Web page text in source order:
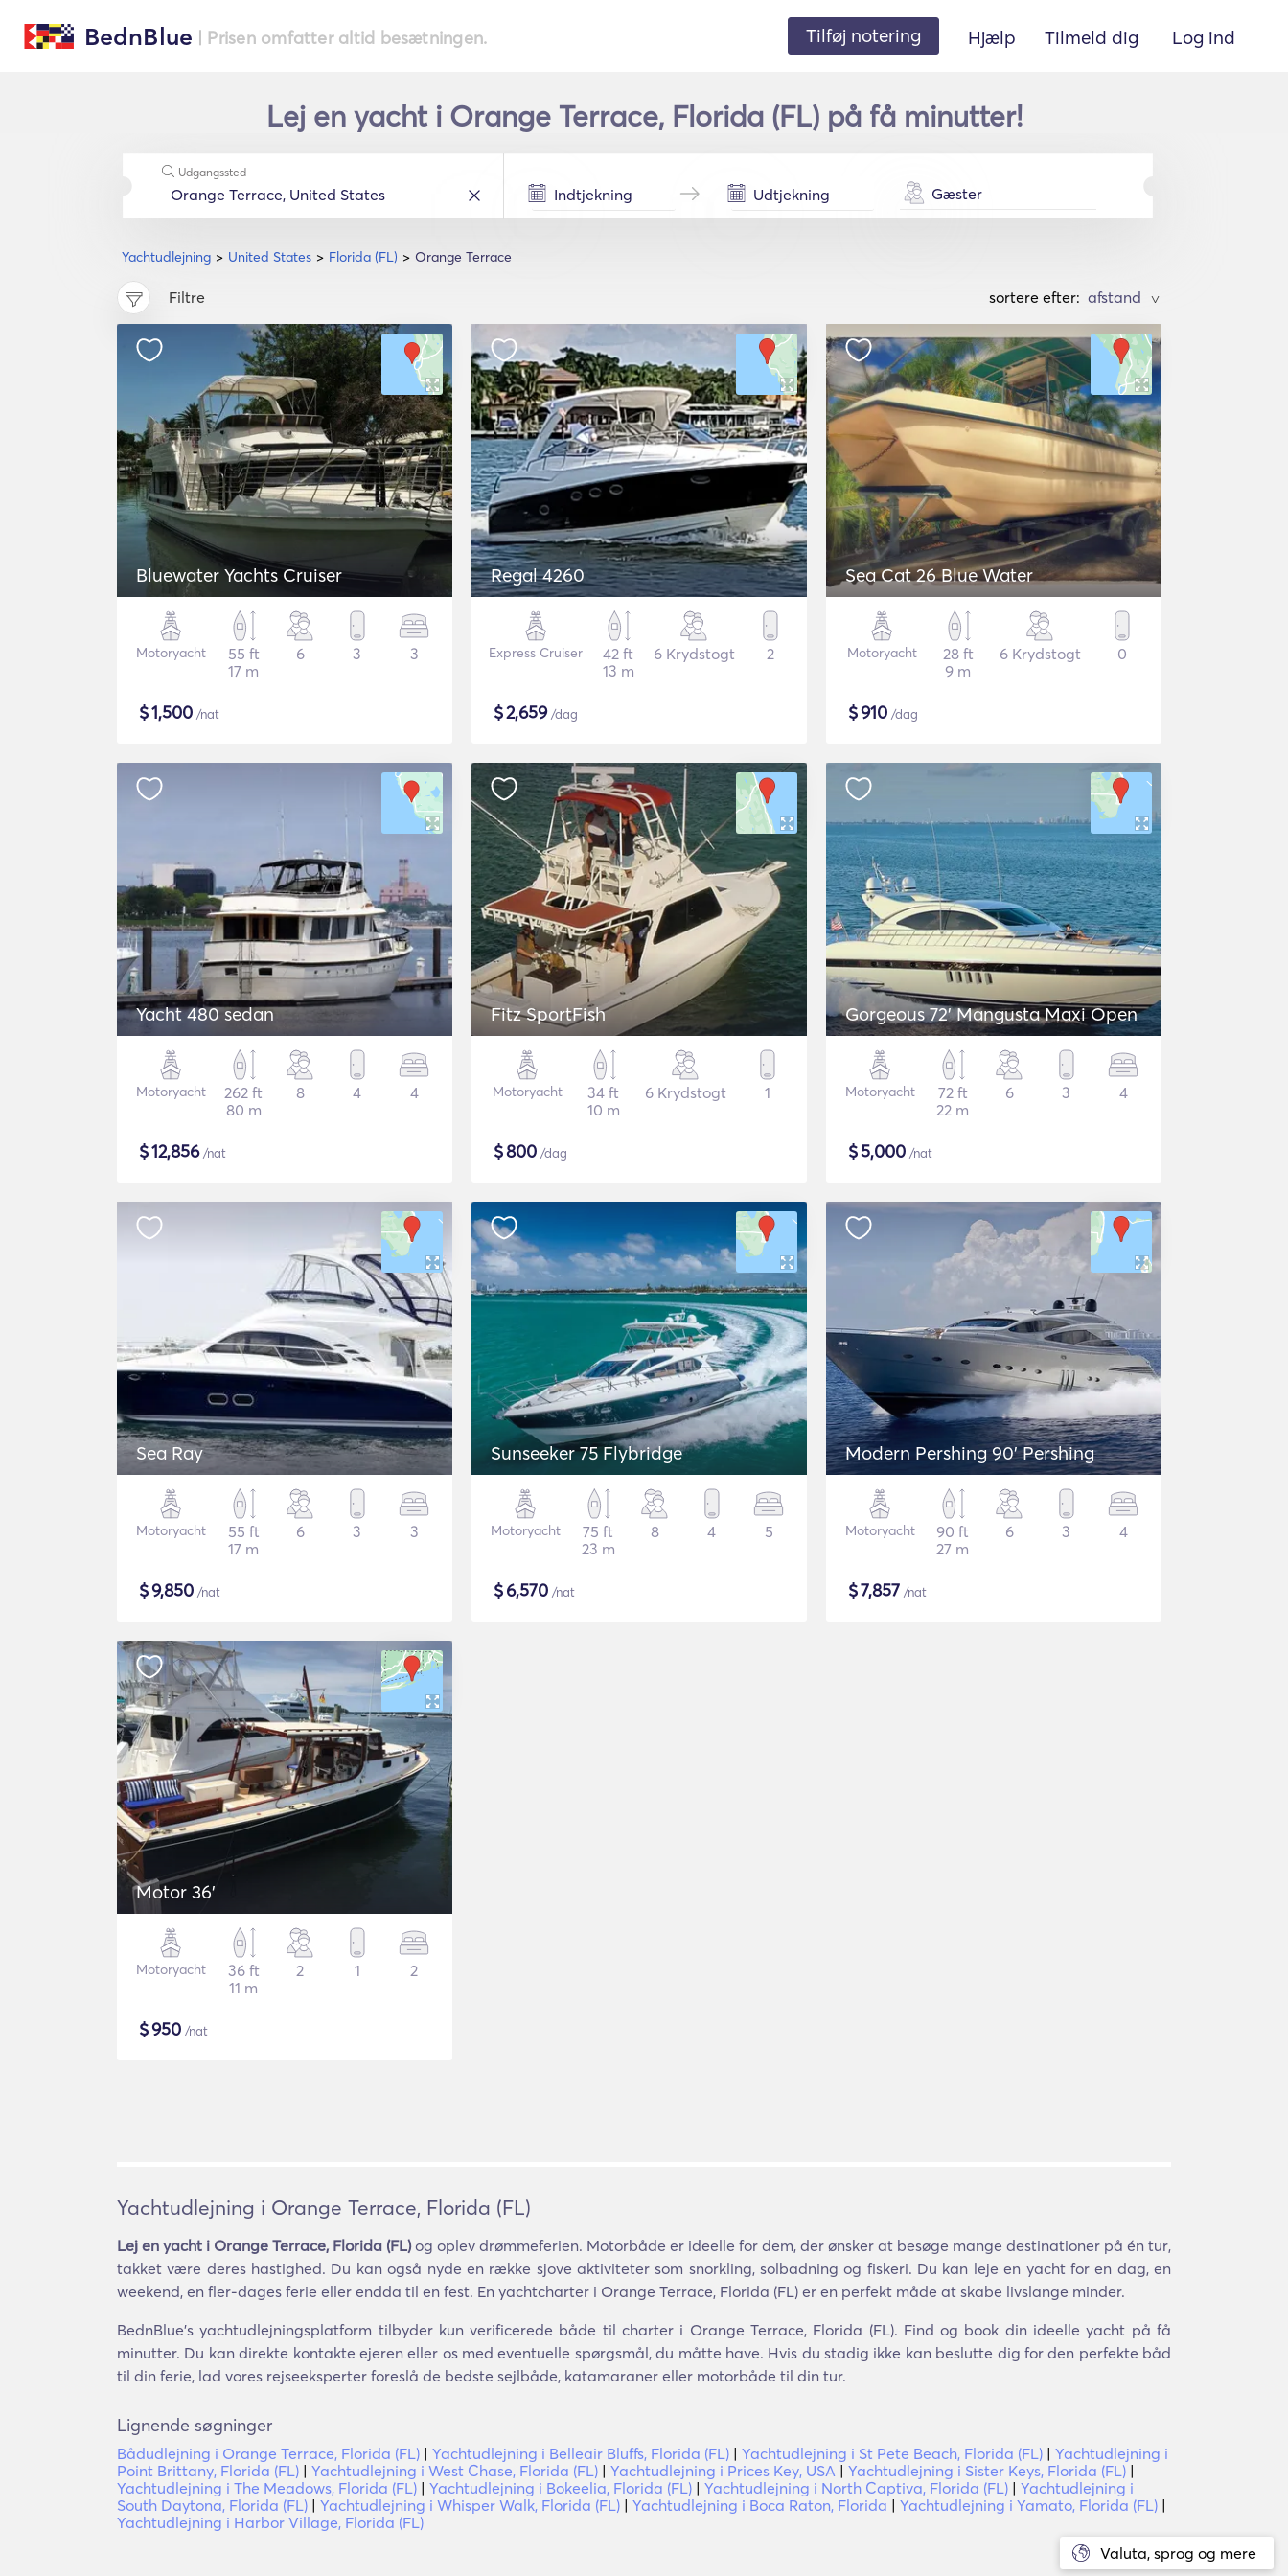
BednBlue | Prisen omfatter altid besætningen. Tilføj notering Hjælp Tilmeld dig Log ind
Lej en yacht i Orange Terrace, Florida (FL) på få minutter!
Yachtudlejning United States Florida (FL) Orange Terrace
Udgangssted
Gæster
Filtre sortere efter: >
Bluewater Yachts Cruiser
Motoryacht
55 ft
17 m
6 3 3
$1,500 /nat
Regal 4260
Express Cruiser
42 ft
13 m
6 Krydstogt 2
$2,659/dag
Sea Cat 26 Blue Water
Motoryacht
28 ft
9 m
6 Krydstogt 0
$910 /dag
Yacht 480 sedan
Motoryacht
262 ft
80 m
8 4 4
$12,856/nat
Fitz SportFish
Motoryacht
34 ft
10 m
6 Krydstogt 1
$800 /dag
Gorgeous 72' Mangusta Maxi Open
Motoryacht
72 ft
22 m
6 3 4
$5,000 /nat
Sea Ray
Motoryacht
55 ft
17 m
6 3 3
$9,850 /nat
Sunseeker 75 Flybridge
Motoryacht
75 ft
23 m
8 4 5
$6,570 /nat
Modern Pershing 90' Pershing
Motoryacht
90 ft
27 m
6 3 4
$7,857 /nat
Motor 36'
Motoryacht
36 ft
11 m
2 1 2
$950 /nat
Valuta, sprog og mere
Yachtudlejning i Orange Terrace, Florida (FL)
Lej en yacht i Orange Terrace, Florida (FL)og oplev drømmeferien. Motorbåde er ideelle for dem, der ønsker at besøge mange destinationer på én tur,
takket være deres hastighed. Du kan også nyde en række sjove aktiviteter som snorkling, solbadning og fiskeri. Du kan leje en yacht for en dag, en
weekend, en fler-dages ferie eller endda til en fest. En yachtcharter i Orange Terrace, Florida (FL) er en perfekt måde at skabe livslange minder.
BednBlue's yachtudlejningsplatform tilbyder kun verificerede både til charter i Orange Terrace, Florida (FL). Find og book din ideelle yacht på få
minutter. Du kan direkte kontakte ejeren eller os med eventuelle spørgsmål, du måtte have. Hvis du stadig ikke kan beslutte dig for den perfekte båd
til din ferie, lad vores rejseeksperter foreslå de bedste sejlbåde, katamaraner eller motorbåde til din tur.
Lignende søgninger
Bådudlejning i Orange Terrace, Florida (FL) | Yachtudlejning i Belleair Bluffs, Florida (FL) | Yachtudlejning i St Pete Beach, Florida (FL) | Yachtudlejning i
Point Brittany, Florida (FL) | Yachtudlejning i West Chase, Florida (FL) | Yachtudlejning i Prices Key, USA | Yachtudlejning i Sister Keys, Florida (FL) |
Yachtudlejning i The Meadows, Florida (FL) | Yachtudlejning i Bokeelia, Florida (FL) | Yachtudlejning i North Captiva, Florida (FL) | Yachtudlejning i
South Daytona, Florida (FL) | Yachtudlejning i Whisper Walk, Florida (FL) | Yachtudlejning i Boca Raton, Florida | Yachtudlejning i Yamato, Florida (FL) |
Yachtudlejning i Harbor Village, Florida (FL)